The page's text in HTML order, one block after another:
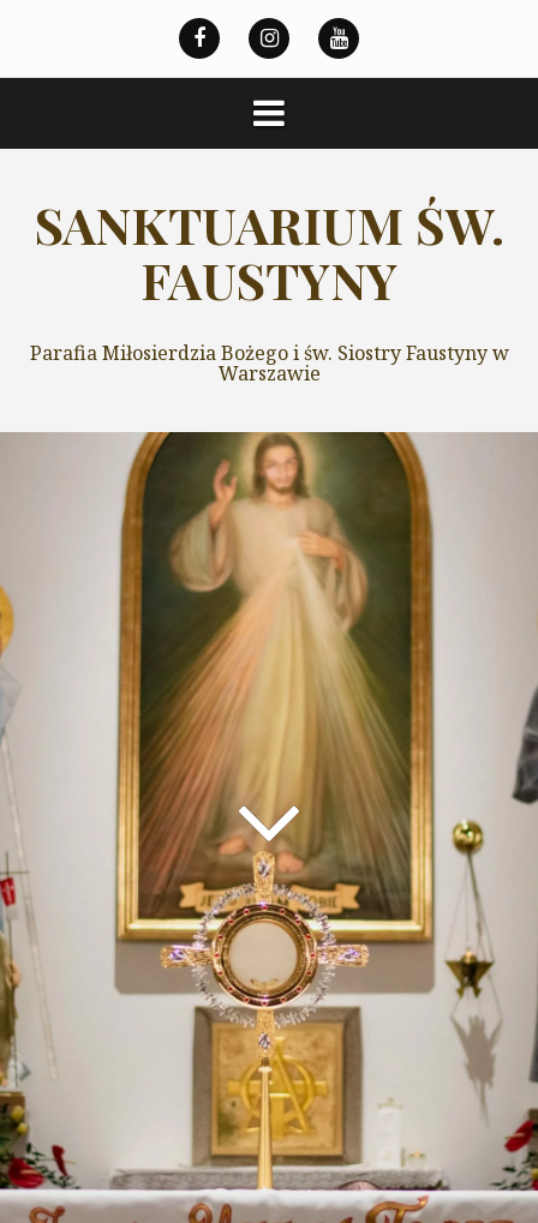
treści
SANKTUARIUM ŚW.
FAUSTYNY
Parafia Miłosierdzia Bożego i św. Siostry Faustyny w
Warszawie